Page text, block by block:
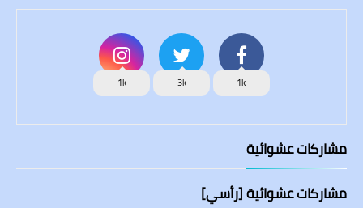
1k
3k
1k
مشاركات عشوائية
مشاركات عشوائية [رأسي]